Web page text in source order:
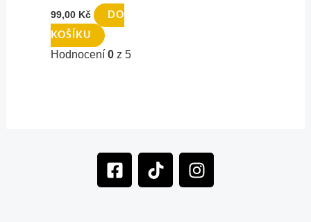
99,00 Kč DO
KOŠÍKU
Hodnocení 0z 5
F
a
T
i
I
n